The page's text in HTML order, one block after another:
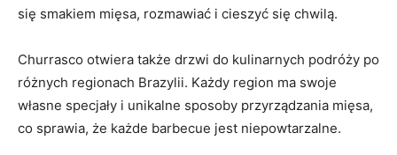
się smakiem mięsa, rozmawiać i cieszyć się chwilą.
Churrasco ⁢otwiera także drzwi do kulinarnych podróży po
różnych ⁤regionach Brazylii. Każdy region ma swoje
własne specjały i unikalne sposoby przyrządzania mięsa,
co ⁤sprawia, że każde ⁢barbecue jest niepowtarzalne.